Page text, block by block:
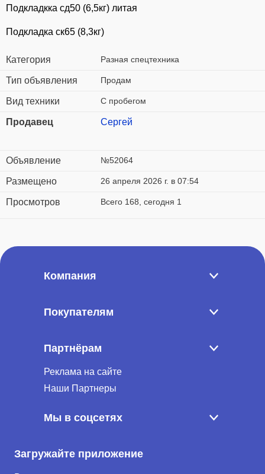
Подкладкка сд50 (6,5кг) литая
Подкладка ск65 (8,3кг)
Категория Разная спецтехника
Тип объявления Продам
Вид техники С пробегом
Продавец Сергей
Объявление №52064
Размещено 26 апреля 2026 г. в 07:54
Просмотров Всего 168, сегодня 1
Компания
Покупателям
Партнёрам
Реклама на сайте
Наши Партнеры
Мы в соцсетях
Загружайте приложение